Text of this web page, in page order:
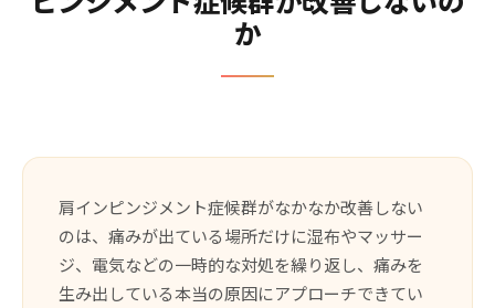
か
肩インピンジメント症候群がなかなか改善しない
のは、痛みが出ている場所だけに湿布やマッサー
ジ、電気などの一時的な対処を繰り返し、痛みを
生み出している本当の原因にアプローチできてい